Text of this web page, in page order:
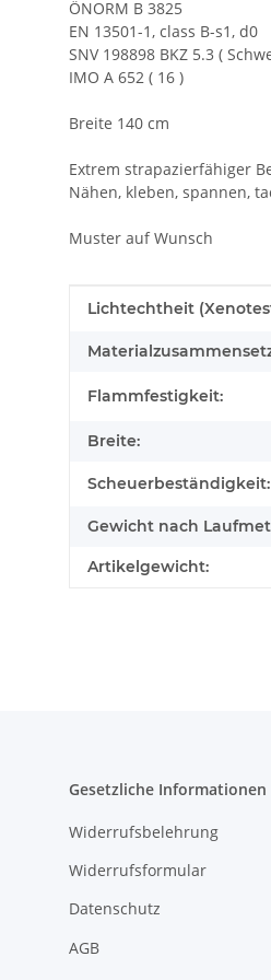
ÖNORM B 3825
EN 13501-1, class B-s1, d0
SNV 198898 BKZ 5.3 (
IMO A 652 ( 16 )
Breite 140 cm
Extrem strapazierfähiger
Nähen, kleben, spannen,
Muster auf Wunsch
Produkteigenschaft
Wert
Lichtechtheit
Flammfestigkeit:
Breite:
Scheuerbeständigkeit:
Gewicht nach
Artikelgewicht:
Gesetzliche Informationen
Widerrufsbelehrung
Widerrufsformular
Datenschutz
AGB